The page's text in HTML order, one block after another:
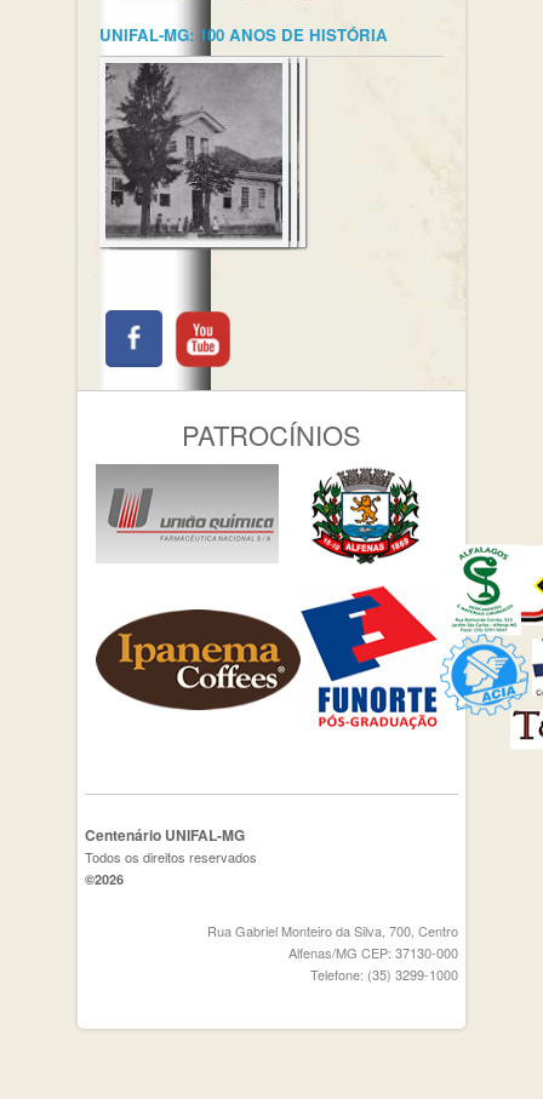
UNIFAL-MG: 100 ANOS DE HISTÓRIA
PATROCÍNIOS
Centenário UNIFAL-MG
Todos os direitos reservados
©2026
Rua Gabriel Monteiro da Silva, 700, Centro
Alfenas/MG CEP: 37130-000
Telefone: (35) 3299-1000